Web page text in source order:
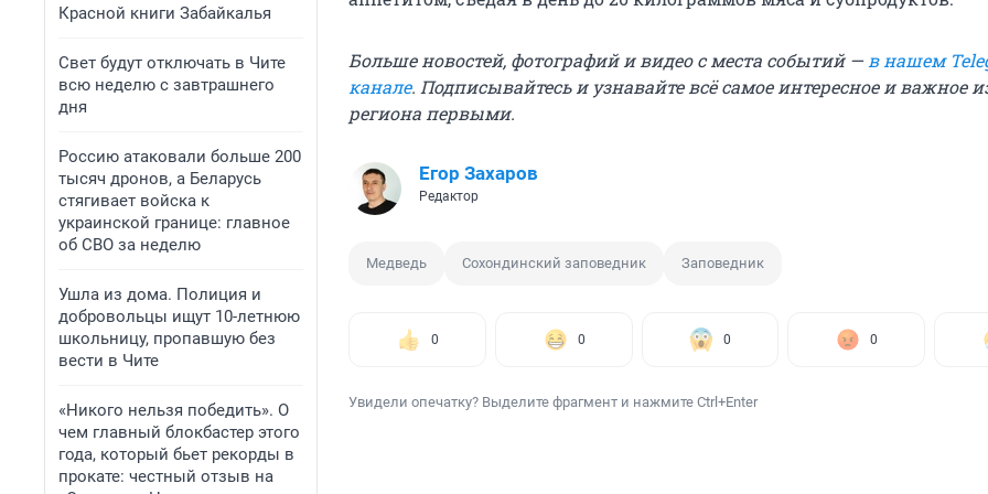
Красной книги Забайкалья
Свет будут отключать в Чите
всю неделю с завтрашнего
дня
Россию атаковали больше 200
тысяч дронов, а Беларусь
стягивает войска к
украинской границе: главное
об СВО за неделю
Ушла из дома. Полиция и
добровольцы ищут 10-летнюю
школьницу, пропавшую без
вести в Чите
«Никого нельзя победить». О
чем главный блокбастер этого
года, который бьет рекорды в
прокате: честный отзыв на
Больше новостей, фотографий и видео с места событий — в нашем
канале. Подписывайтесь и узнавайте всё самое интересное и важное
региона первыми.
Егор Захаров
Редактор
Медведь Сохондинский заповедник Заповедник
0 0 0 0
Увидели опечатку? Выделите фрагмент и нажмите Ctrl+Enter